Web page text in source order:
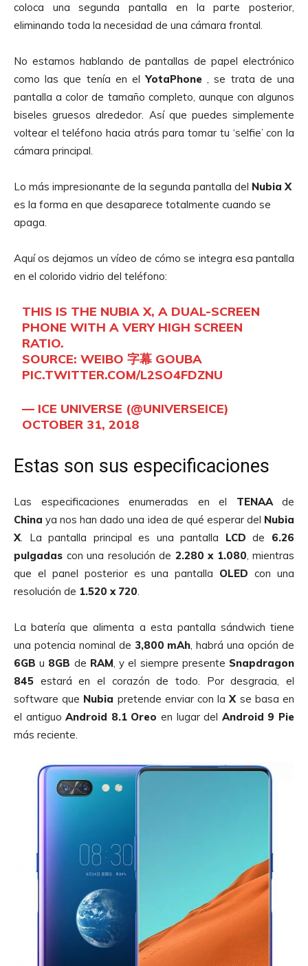
coloca una segunda pantalla en la parte posterior,
eliminando toda la necesidad de una cámara frontal.
No estamos hablando de pantallas de papel electrónico
como las que tenía en elYotaPhone
, se trata de una
pantalla a color de tamaño completo, aunque con algunos
biseles gruesos alrededor. Así que puedes simplemente
voltear el teléfono hacia atrás para tomar tu ‘selfie’ con la
cámara principal.
Lo más impresionante de la segunda pantalla del Nubia X
es la forma en que desaparece totalmente cuando se
apaga.
Aquí os dejamos un vídeo de cómo se integra esa pantalla
en el colorido vidrio del teléfono:
THIS IS THE NUBIA X, A DUAL-SCREEN
PHONE WITH A VERY HIGH SCREEN
RATIO.
SOURCE: WEIBO 字幕 GOUBA
PIC.TWITTER.COM/L2SO4FDZNU
— ICE UNIVERSE (@UNIVERSEICE)
OCTOBER 31, 2018
Estas son sus especificaciones
Las especificaciones enumeradas en el TENAAde
China ya nos han dado una idea de qué esperar del Nubia
X. La pantalla principal es una pantalla LCD de 6.26
pulgadas con una resolución de 2.280 x 1.080 , mientras
que el panel posterior es una pantalla OLED con una
resolución de 1.520 x 720
La batería que alimenta a esta pantalla sándwich tiene
una potencia nominal de 3,800 mAh , habrá una opción de
6GB u 8GB de RAM , y el siempre presente Snapdragon
845 estará en el corazón de todo. Por desgracia, el
software que Nubia pretende enviar con laXse basa en
el antiguo Android 8.1 Oreo en lugar del Android 9 Pie
más reciente.